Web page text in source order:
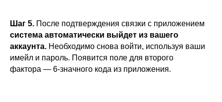
Шаг 5. После подтверждения связки с приложением
система автоматически выйдет из вашего
аккаунта. Необходимо снова войти, используя ваши
имейл и пароль. Появится поле для второго
фактора — 6-значного кода из приложения.